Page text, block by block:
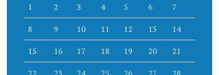
1 2 3 4 5 6 7
8 9 10 11 12 13 14
15 16 17 18 19 20 21